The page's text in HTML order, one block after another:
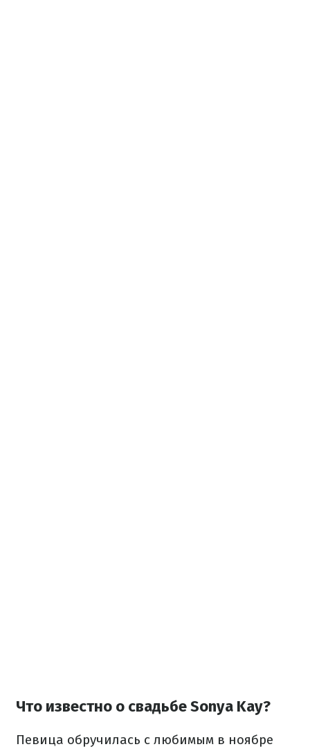
Что известно о свадьбе Sonya Kay?
Певица обручилась с любимым в ноябре